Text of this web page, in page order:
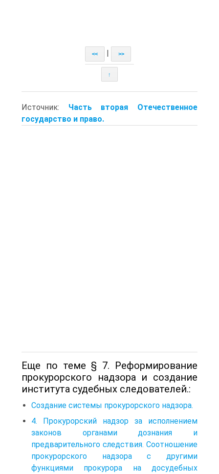
<< >>
↑
Источник: Часть вторая Отечественное
государство и право.
Еще по теме § 7. Реформирование
прокурорского надзора и создание
института судебных следователей.:
Создание системы прокурорского надзора.
4. Прокурорский надзор за исполнением
законов органами дознания и
предварительного следствия. Соотношение
прокурорского надзора с другими
функциями прокурора на досудебных